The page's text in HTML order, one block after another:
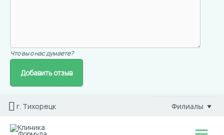
Что вы о нас думаете?
Перейти
содержимому
г. Тихорецк Филиалы